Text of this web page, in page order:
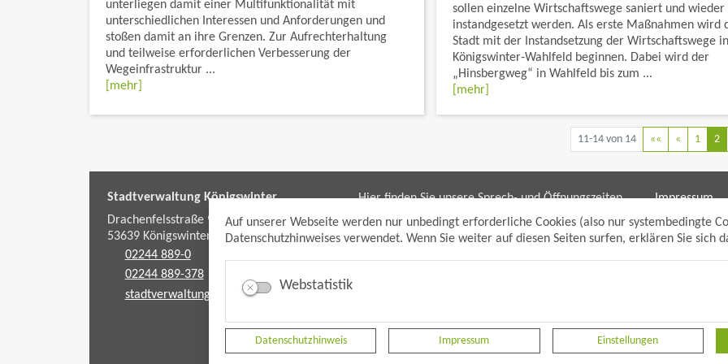
Auf unserer Webseite werden nur unbedingt erforderliche Cookies (also nur systembedingte
Datenschutzhinweises verwendet. Wenn Sie weiter auf diesen Seiten surfen, erklären Sie sich
Webstatistik
Datenschutzhinweis Impressum Einstellungen
unterliegen damit einer Multifunktionalität mit
unterschiedlichen Interessen und Anforderungen und
stoßen damit an ihre Grenzen. Zur Aufrechterhaltung
und teilweise erforderlichen Verbesserung der
Wegeinfrastruktur ...
[mehr]
sollen einzelne Wirtschaftswege saniert und wieder
instandgesetzt werden. Als erste Maßnahmen wird
Stadt mit der Instandsetzung der Wirtschaftswege in
Königswinter-Wahlfeld beginnen. Dabei wird der
„Hinsbergweg“ in Wahlfeld bis zum ...
[mehr]
11-14 von 14 «« « 1 2
Stadtverwaltung Königswinter
Drachenfelsstraße 9-11
53639 Königswinter
02244 889-0
02244 889-378
stadtverwaltung@koenigswinter.de
Hier finden Sie unsere Sprech- und Öffnungszeiten
für die Bereiche:
Bürgerbüro/bpunkt
Gewerbeamt
Planen und Bauen (Bauamt)
Impressum
Sitemap
Suche